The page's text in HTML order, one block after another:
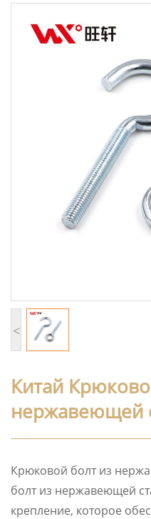
<
Китай
нержавеющей
Крюковой болт из
болт из нержавеющей
крепление, которое